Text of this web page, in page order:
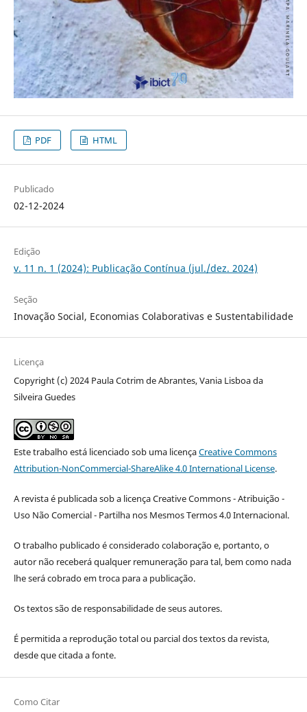
PDF HTML
Publicado
02-12-2024
Edição
v. 11 n. 1 (2024): Publicação Contínua (jul./dez. 2024)
Seção
Inovação Social, Economias Colaborativas e Sustentabilidade
Licença
Copyright (c) 2024 Paula Cotrim de Abrantes, Vania Lisboa da
Silveira Guedes
Este trabalho está licenciado sob uma licençaCreative Commons
Attribution-NonCommercial-ShareAlike 4.0 International License.
A revista é publicada sob a licença Creative Commons - Atribuição -
Uso Não Comercial - Partilha nos Mesmos Termos 4.0 Internacional.
O trabalho publicado é considerado colaboração e, portanto, o
autor não receberá qualquer remuneração para tal, bem como nada
lhe será cobrado em troca para a publicação.
Os textos são de responsabilidade de seus autores.
É permitida a reprodução total ou parcial dos textos da revista,
desde que citada a fonte.
Como Citar